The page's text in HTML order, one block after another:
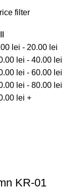
filter
lei - 20.00 lei
lei - 40.00 lei
lei - 60.00 lei
lei - 80.00 lei
lei +
KR-01